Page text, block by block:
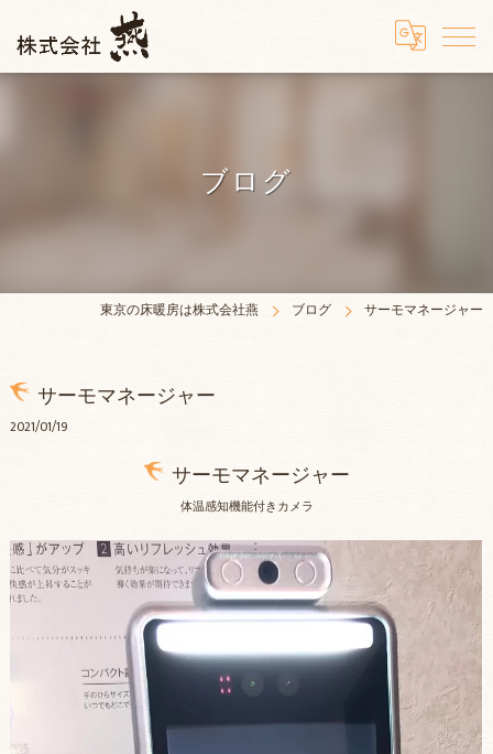
ブログ
東京の床暖房は株式会社燕 ブログ サーモマネージャー
サーモマネージャー
2021/01/19
サーモマネージャー
体温感知機能付きカメラ